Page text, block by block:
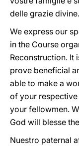
delle grazie divine.
We express our
in the Course
Reconstruction. It
prove beneficial
able to make a
of your
your fellowmen.
God will blesse
Nuestro paternal